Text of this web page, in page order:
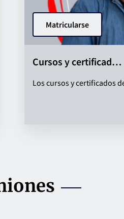
y certificados de
Matricularse
Cursos y certificad…
Los cursos y certificados